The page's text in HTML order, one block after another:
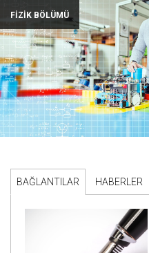
FIZIK BÖLÜMÜ
BAĞLANTILAR HABERLER